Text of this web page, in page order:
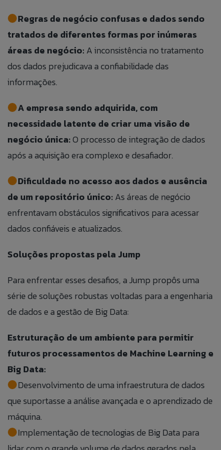
Regras de negócio confusas e dados sendo
tratados de diferentes formas por inúmeras
áreas de negócio: A inconsistência no tratamento
dos dados prejudicava a confiabilidade das
informações.
A empresa sendo adquirida, com
necessidade latente de criar uma visão de
negócio única:O processo de integração de dados
após a aquisição era complexo e desafiador.
Dificuldade no acesso aos dados e ausência
de um repositório único: As áreas de negócio
enfrentavam obstáculos significativos para acessar
dados confiáveis e atualizados.
Soluções propostas pela Jump
Para enfrentar esses desafios, a Jump propôs uma
série de soluções robustas voltadas para a engenharia
de dados e a gestão de Big Data:
Estruturação de um ambiente para permitir
futuros processamentos de Machine Learning e
Big Data:
Desenvolvimento de uma infraestrutura de dados
que suportasse a análise avançada e o aprendizado de
máquina.
Implementação de tecnologias de Big Data para
Aceito que meus dados sejam utilizados para
possibilitar que a Jump Label identifique e entre em
contato com o titular dos dados para fins de
relacionamento e ações de seleção para vaga.